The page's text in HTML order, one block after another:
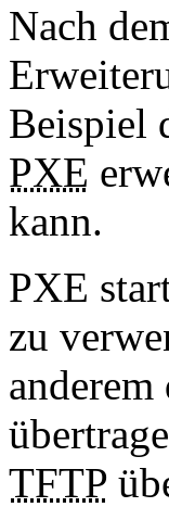
Nach
Beispiel
PXE
kann.
PXE
zu
TFTP